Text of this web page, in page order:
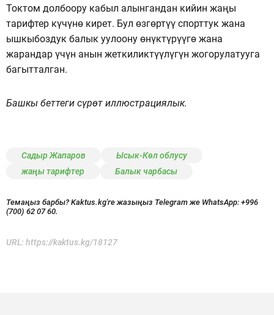
Токтом долбоору кабыл алынгандан кийин жаңы
тарифтер күчүнө кирет. Бул өзгөртүү спорттук жана
ышкыбоздук балык уулоону өнүктүрүүгө жана
жарандар үчүн анын жеткиликтүүлүгүн жогорулатууга
багытталган.
Башкы беттеги сүрөт иллюстрациялык.
Садыр Жапаров
Ысык-Көл облусу
жаңы тарифтер
Балык чарбасы
Темаңыз барбы? Kaktus.kg'ге жазыңыз Telegram же WhatsApp: +996
(700) 62 07 60.
URL: https://kaktus.kg/18127